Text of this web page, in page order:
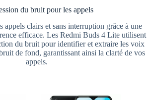
du bruit pour les appels
appels clairs et sans interruption grâce à une
efficace. Les Redmi Buds 4 Lite utilisent
du bruit pour identifier et extraire les voix
de fond, garantissant ainsi la clarté de vos
appels.